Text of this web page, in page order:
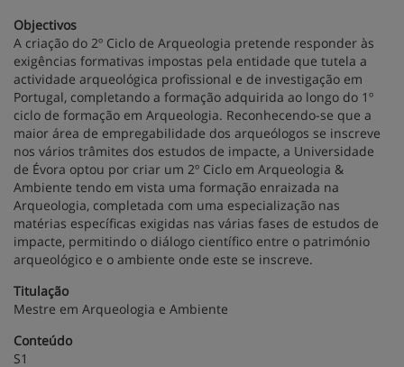
Objectivos
A criação do 2º Ciclo de Arqueologia pretende responder às
exigências formativas impostas pela entidade que tutela a
actividade arqueológica profissional e de investigação em
Portugal, completando a formação adquirida ao longo do 1º
ciclo de formação em Arqueologia. Reconhecendo-se que a
maior área de empregabilidade dos arqueólogos se inscreve
nos vários trâmites dos estudos de impacte, a Universidade
de Évora optou por criar um 2º Ciclo em Arqueologia &
Ambiente tendo em vista uma formação enraizada na
Arqueologia, completada com uma especialização nas
matérias específicas exigidas nas várias fases de estudos de
impacte, permitindo o diálogo científico entre o património
arqueológico e o ambiente onde este se inscreve.
Titulação
Mestre em Arqueologia e Ambiente
Conteúdo
S1